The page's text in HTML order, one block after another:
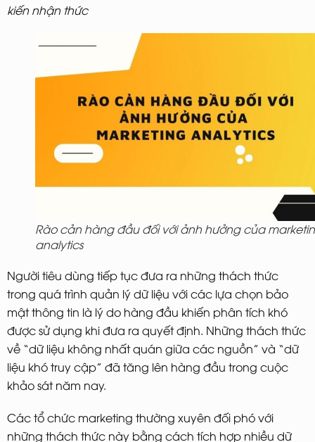
kiến nhận thức
Rào cản hàng đầu đối với ảnh hưởng của
analytics
Người tiêu dùng tiếp tục đưa ra những thách thức
trong quá trình quản lý dữ liệu với các lựa chọn bảo
mật thông tin là lý do hàng đầu khiến phân tích khó
được sử dụng khi đưa ra quyết định. Những thách thức
về “dữ liệu không nhất quán giữa các nguồn” và “dữ
liệu khó truy cập” đã tăng lên hàng đầu trong cuộc
khảo sát năm nay.
Các tổ chức marketing thường xuyên đối phó với
những thách thức này bằng cách tích hợp nhiều dữ